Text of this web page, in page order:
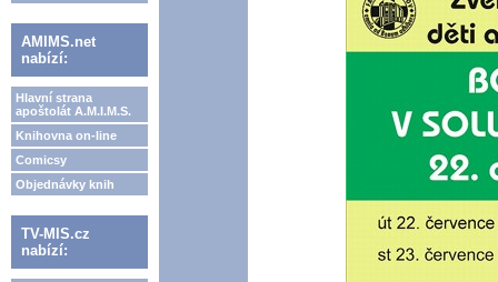
AMIMS.net
nabízí:
Hlavní strana
apoštolát A.M.I.M.S.
Knihovna on-line
Comicsy
Objednávky knih
TV-MIS.cz
nabízí: